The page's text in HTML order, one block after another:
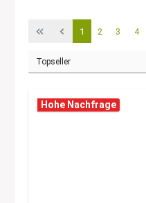
1 2 3 4
Hohe Nachfrage